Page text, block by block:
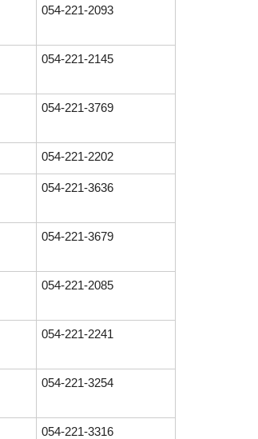
054-221-2093
054-221-2145
054-221-3769
054-221-2202
054-221-3636
054-221-3679
054-221-2085
054-221-2241
054-221-3254
054-221-3316